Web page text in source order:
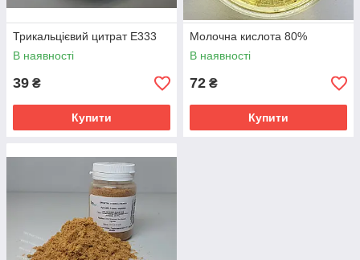
Трикальцієвий цитрат Е333
В наявності
39 ₴
Купити
Молочна кислота 80%
В наявності
72 ₴
Купити